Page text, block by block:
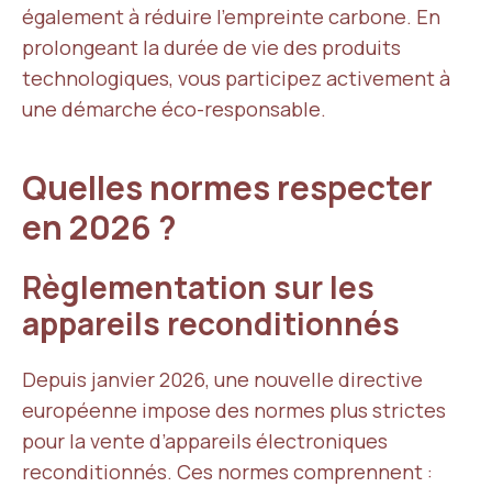
également à réduire l’empreinte carbone. En
prolongeant la durée de vie des produits
technologiques, vous participez activement à
une démarche éco-responsable.
Quelles normes respecter
en 2026 ?
Règlementation sur les
appareils reconditionnés
Depuis janvier 2026, une nouvelle directive
européenne impose des normes plus strictes
pour la vente d’appareils électroniques
reconditionnés. Ces normes comprennent :